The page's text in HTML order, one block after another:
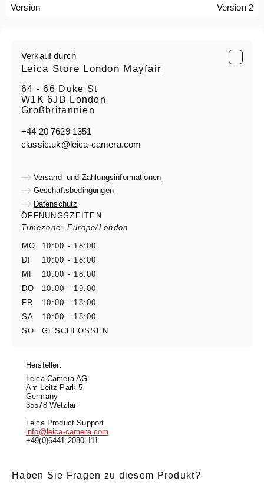
Version
Version 2
Verkauf durch
Leica Store London Mayfair
64 - 66 Duke St
W1K 6JD London
Großbritannien
+44 20 7629 1351
classic.uk@leica-camera.com
Versand- und Zahlungsinformationen
Geschäftsbedingungen
Datenschutz
ÖFFNUNGSZEITEN
Timezone: Europe/London
MO
10:00 - 18:00
DI
10:00 - 18:00
MI
10:00 - 18:00
DO
10:00 - 19:00
FR
10:00 - 18:00
SA
10:00 - 18:00
SO
GESCHLOSSEN
Hersteller:
Leica Camera AG
Am Leitz-Park 5
Germany
35578 Wetzlar
Leica Product Support
info@leica-camera.com
+49(0)6441-2080-111
Haben Sie Fragen zu diesem Produkt?